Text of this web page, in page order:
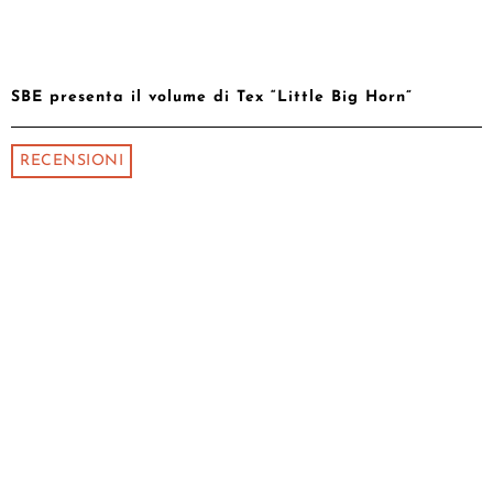
SBE presenta il volume di Tex “Little Big Horn”
RECENSIONI